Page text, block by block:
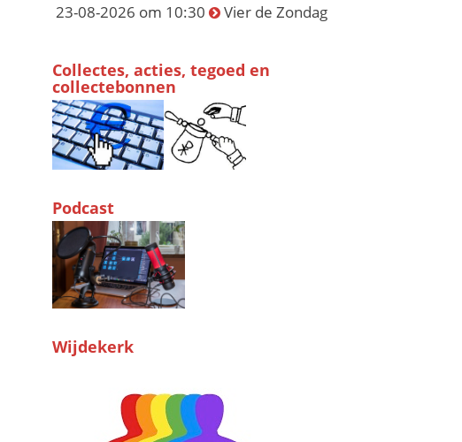
23-08-2026 om 10:30 Vier de Zondag
Collectes, acties, tegoed en
collectebonnen
Podcast
Wijdekerk